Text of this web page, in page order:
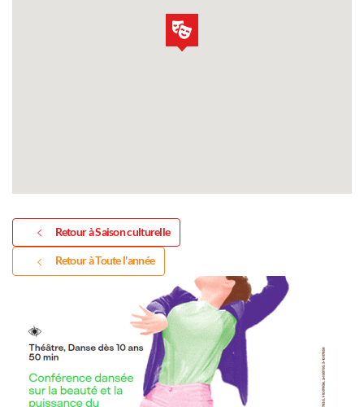
Retour à Saison culturelle
Retour à Toute l'année